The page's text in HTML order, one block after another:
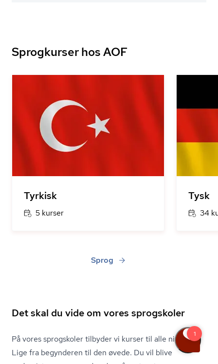
Sprogkurser hos AOF
Tyrkisk
5 kurser
Tysk
34
Sprog
Det skal du vide om vores sprogskoler
På vores sprogskoler tilbyder vi kurser til alle niveauer.
Lige fra begynderen til den øvede. Du vil blive